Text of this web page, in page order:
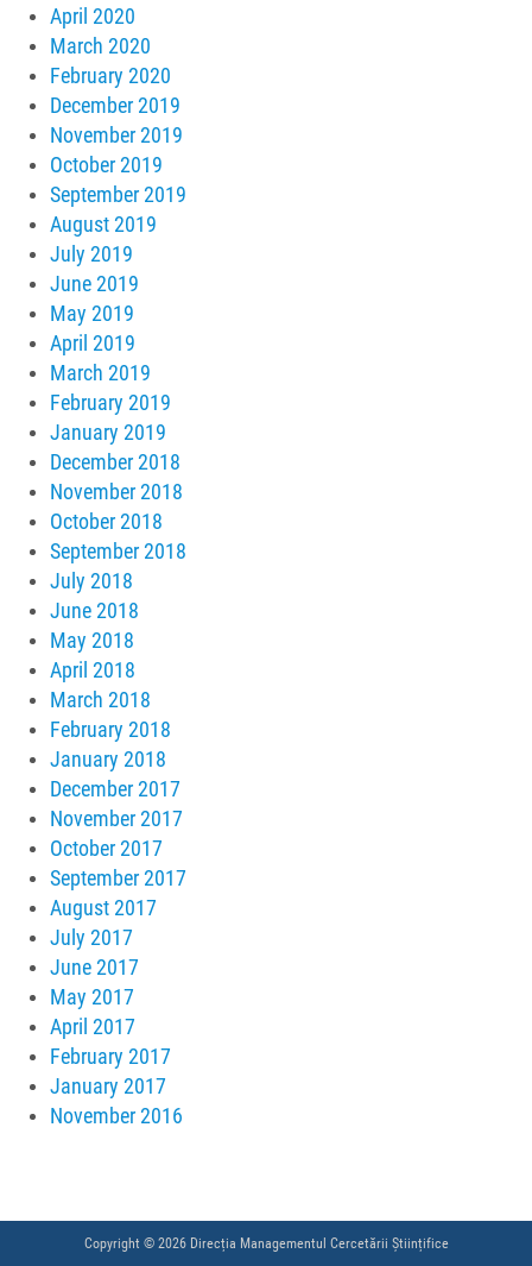
April 2020
March 2020
February 2020
December 2019
November 2019
October 2019
September 2019
August 2019
July 2019
June 2019
May 2019
April 2019
March 2019
February 2019
January 2019
December 2018
November 2018
October 2018
September 2018
July 2018
June 2018
May 2018
April 2018
March 2018
February 2018
January 2018
December 2017
November 2017
October 2017
September 2017
August 2017
July 2017
June 2017
May 2017
April 2017
February 2017
January 2017
November 2016
Copyright © 2026 Direcția Managementul Cercetării Științifice